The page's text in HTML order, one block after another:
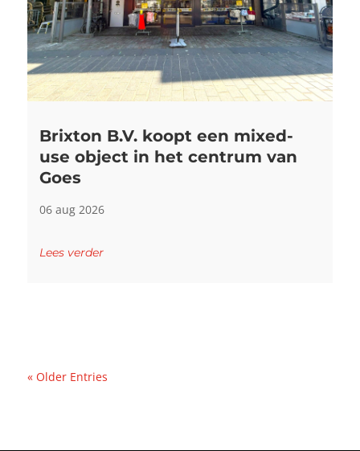
Brixton B.V. koopt een mixed-
use object in het centrum van
Goes
06 aug 2026
Lees verder
« Older Entries